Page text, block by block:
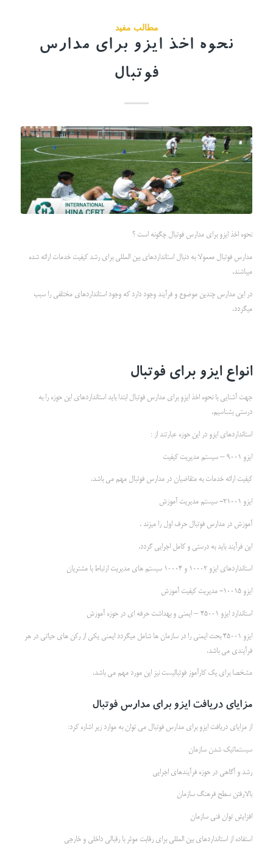
مطالب مفید
نحوه اخذ ایزو برای مدارس
فوتبال
نحوه اخذ ایزو برای مدارس فوتبال چگونه است ؟
مدارس فوتبال معمولا به دنبال استانداردهای بین المللی برای رشد کیفیت خدمات ارائه شده
میباشند.
در این مدارس چندین موضوع و فرآیند وجود دارد که وجود استانداردهای مختلفی را سبب
میگردد.
انواع ایزو برای فوتبال
جهت آشنایی با نحوه اخذ ایزو برای مدارس فوتبال ابتدا باید استانداردهای این حوزه را به
درستی بشناسیم.
استانداردهای ایزو در این حوزه عبارتند از :
ایزو 9001 – سیستم مدیریت کیفیت
کیفیت ارائه خدمات به متقاضیان در مدارس فوتبال مهم می باشد.
ایزو 21001- سیستم مدیریت آموزش
آموزش در مدارس فوتبال حرف اول را میزند .
این فرآیند باید به درستی و کامل اجرایی گردد.
استانداردهای ایزو 10002 و 10004 سیستم های مدیریت ارتباط با مشتریان
ایزو 10015- مدیریت کیفیت آموزش
استاندارد ایزو 45001 – ایمنی و بهداشت حرفه ای در حوزه آموزش
ایزو 45001 بحث ایمنی را در سازمان ها شامل میگردد ایمنی یکی از رکن های حیاتی در هر
فرآیندی می باشد.
مشخصا برای یک کارآموز فوتبالیست نیز این مورد مهم می باشد.
مزایای دریافت ایزو برای مدارس فوتبال
از مزایای دریافت ایزو برای مدارس فوتبال می توان به موارد زیر اشاره کرد:
سیستماتیک شدن سازمان
رشد و آگاهی در حوزه فرآیندهای اجرایی
بالارفتن سطح فرهنگ سازمان
افزایش توان فنی سازمان
استفاده از استانداردهای بین المللی برای رقابت موثر با رقبالی داخلی و خارجی